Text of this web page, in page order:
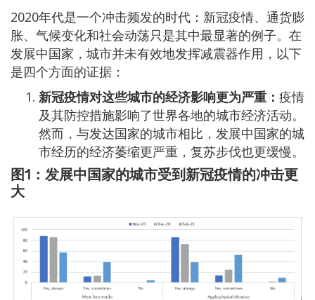
2020年代是一个冲击频发的时代：新冠疫情、通货膨
胀、气候变化和社会动荡只是其中最显著的例子。在
发展中国家，城市并未有效地发挥减震器作用，以下
是四个方面的证据：
新冠疫情对这些城市的经济影响更为严重： 疫情
及其防控措施影响了世界各地的城市经济活动。
然而，与发达国家的城市相比，发展中国家的城
市经历的经济萎缩更严重，复苏步伐也更缓慢。
图1：发展中国家的城市受到新冠疫情的冲击更
大
Image